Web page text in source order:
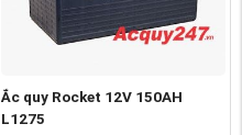
Ắc quy Rocket 12V 150AH
L1275